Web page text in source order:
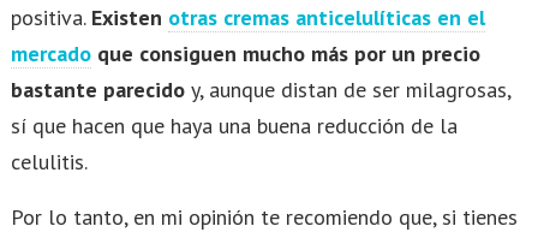
positiva. Existen otras cremas anticelulíticas en el
mercadoque consiguen mucho más por un precio
bastante parecidoy, aunque distan de ser milagrosas,
sí que hacen que haya una buena reducción de la
celulitis.
Por lo tanto, en mi opinión te recomiendo que, si tienes